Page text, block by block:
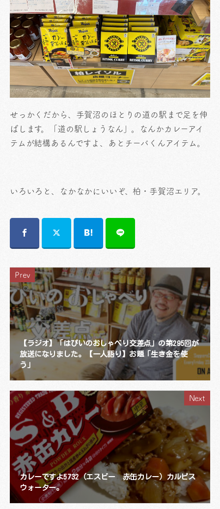
せっかくだから、手賀沼のほとりの道の駅まで足を伸
ばします。「道の駅しょうなん」。なんかカレーアイ
テムが結構あるんですよ、あとチーバくんアイテム。
いろいろと、なかなかにいいぞ、柏・手賀沼エリア。
Prev
【ラジオ】「はぴいのおしゃべり交差点」の第295回が
放送になりました。【一人語り】お題「生き金を使
う」
Next
カレーですよ5732（エスビー 赤缶カレー）カルピス
ウォーター。